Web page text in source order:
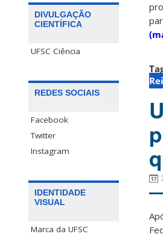
DIVULGAÇÃO
CIENTÍFICA
UFSC Ciência
REDES SOCIAIS
Facebook
Twitter
Instagram
IDENTIDADE
VISUAL
Marca da UFSC